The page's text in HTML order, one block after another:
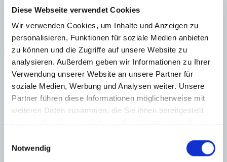
Diese Webseite verwendet Cookies
Wir verwenden Cookies, um Inhalte und Anzeigen zu
personalisieren, Funktionen für soziale Medien anbieten
zu können und die Zugriffe auf unsere Website zu
analysieren. Außerdem geben wir Informationen zu Ihrer
Verwendung unserer Website an unsere Partner für
soziale Medien, Werbung und Analysen weiter. Unsere
Partner führen diese Informationen möglicherweise mit
weiteren Daten zusammen, die Sie ihnen bereitgestellt
Notwendig
Steuern beim Immobilienkauf auf Mallorca!
Zuständiges Büro
OFICINA CENTRAL SANTA PONSA | Andrin Vögeli
Haftungs- und Courtageklausel
Alle Angaben basieren auf Informationen und Daten, die uns vom
Verkäufer/Auftraggeber zur Verfügung gestellt wurden. Minkner &